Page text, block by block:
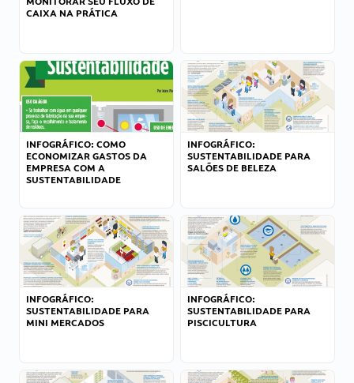
CAIXA NA PRÁTICA
INFOGRÁFICO: COMO
ECONOMIZAR GASTOS DA
EMPRESA COM A
SUSTENTABILIDADE
INFOGRÁFICO:
SUSTENTABILIDADE PARA
SALÕES DE BELEZA
INFOGRÁFICO:
SUSTENTABILIDADE PARA
MINI MERCADOS
INFOGRÁFICO:
SUSTENTABILIDADE PARA
PISCICULTURA